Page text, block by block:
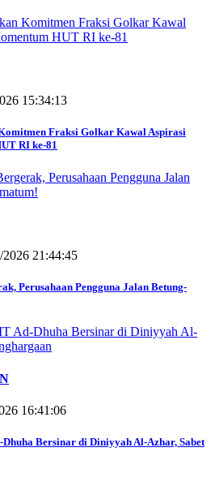
15:34:13
Fraksi Golkar Kawal Aspirasi
RI ke-81
21:44:45
Perusahaan Pengguna Jalan Betung-
16:41:06
Bersinar di Diniyyah Al-Azhar, Sabet